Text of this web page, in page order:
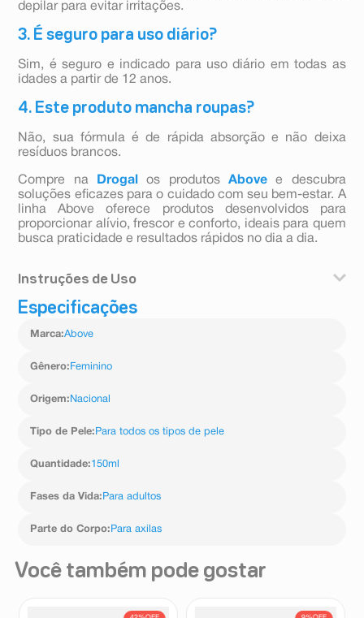
depilar para evitar irritações.
3. É seguro para uso diário?
Sim, é seguro e indicado para uso diário em todas as
idades a partir de 12 anos.
4. Este produto mancha roupas?
Não, sua fórmula é de rápida absorção e não deixa
resíduos brancos.
Compre na Drogal os produtos Above
e descubra
soluções eficazes para o cuidado com seu bem-estar. A
linha Above oferece produtos desenvolvidos para
proporcionar alívio, frescor e conforto, ideais para quem
busca praticidade e resultados rápidos no dia a dia.
Instruções de Uso
Agite bem a embalagem antes de usar. Aplique o
axilas.
Especificações
Marca:Above
Gênero: Feminino
Origem: Nacional
Tipo de Pele: Para todos os tipos de pele
Quantidade:150ml
Fases da Vida: Para adultos
Parte do Corpo: Para axilas
Você também pode gostar